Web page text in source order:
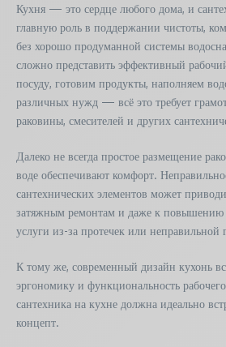
Кухня — это сердце любого дома, и
главную роль в поддержании чистоты,
без хорошо продуманной системы
сложно представить эффективный
посуду, готовим продукты, наполняем
различных нужд — всё это требует
раковины, смесителей и других
Далеко не всегда простое размещение
воде обеспечивают комфорт.
сантехнических элементов может
затяжным ремонтам и даже к повышению
услуги из-за протечек или неправильной
К тому же, современный дизайн кухонь
эргономику и функциональность
сантехника на кухне должна идеально
концепт.